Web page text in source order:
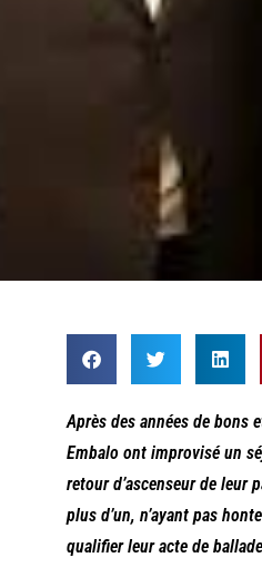
Après des années de bons
Embalo ont improvisé un
retour d’ascenseur de leur
plus d’un, n’ayant pas
qualifier leur acte de